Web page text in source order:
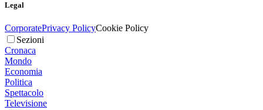
Legal
CorporatePrivacy PolicyCookie Policy
Sezioni
Cronaca
Mondo
Economia
Politica
Spettacolo
Televisione